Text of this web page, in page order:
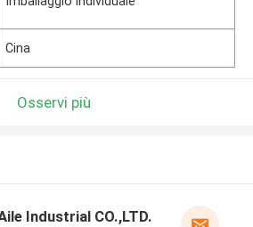
Cina
Osservi più
Industrial CO.,LTD.